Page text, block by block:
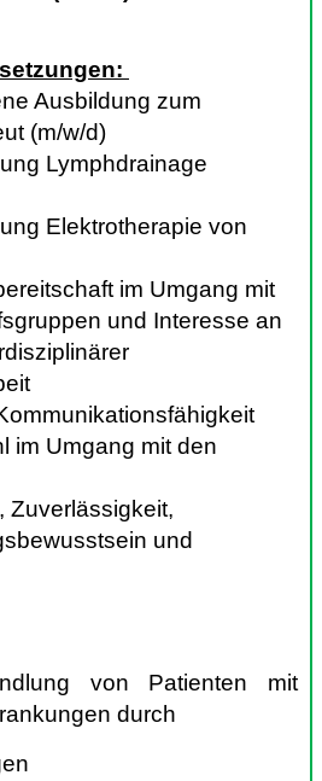
Ausbildung zum
(m/w/d)
Lymphdrainage
Elektrotherapie von
im Umgang mit
und Interesse an
im Umgang mit den
Zuverlässigkeit,
und
von Patienten mit
durch